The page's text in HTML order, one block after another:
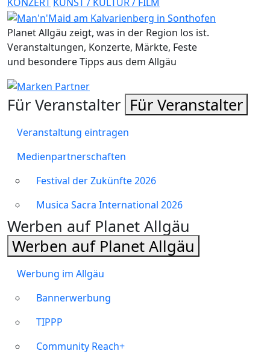
Planet Allgäu zeigt, was in der Region los ist.
Veranstaltungen, Konzerte, Märkte, Feste
und besondere Tipps aus dem Allgäu
Für Veranstalter Für Veranstalter
Veranstaltung eintragen
Medienpartnerschaften
Festival der Zukünfte 2026
Musica Sacra International 2026
Werben auf Planet Allgäu
Werben auf Planet Allgäu
Werbung im Allgäu
Bannerwerbung
TIPPP
Community Reach+